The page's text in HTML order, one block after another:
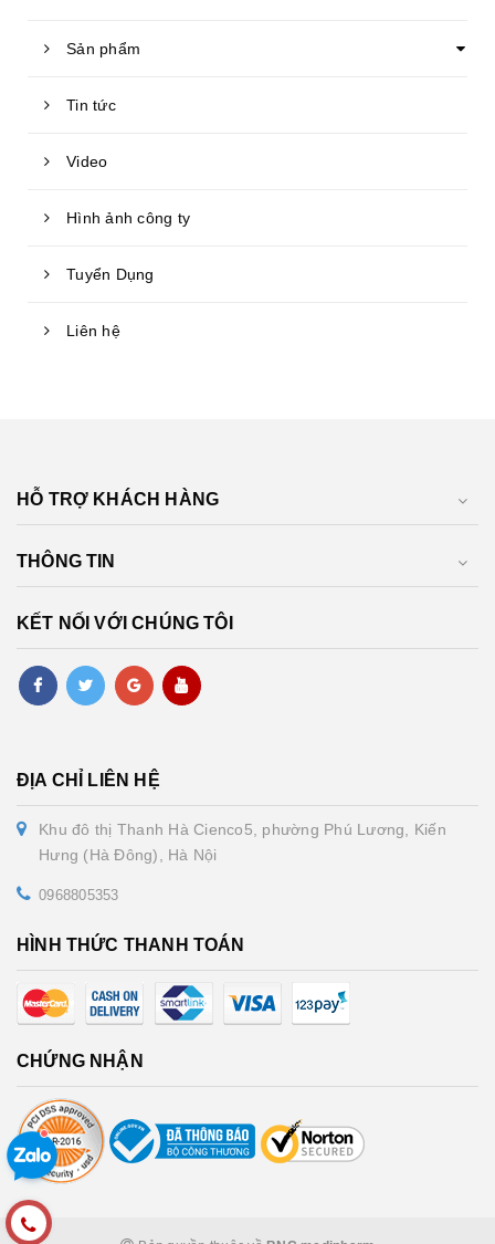
Sản phẩm
Tin tức
Video
Hình ảnh công ty
Tuyển Dụng
Liên hệ
HỖ TRỢ KHÁCH HÀNG
THÔNG TIN
KẾT NỐI VỚI CHÚNG TÔI
ĐỊA CHỈ LIÊN HỆ
Khu đô thị Thanh Hà Cienco5, phường Phú Lương, Kiến
Hưng (Hà Đông), Hà Nội
0968805353
HÌNH THỨC THANH TOÁN
CHỨNG NHẬN